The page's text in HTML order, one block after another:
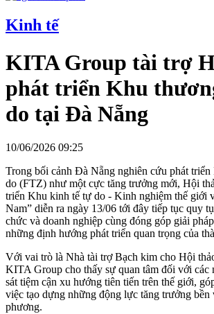
Kinh tế
KITA Group tài trợ
phát triển Khu
do tại Đà Nẵng
10/06/2026 09:25
Trong bối cảnh Đà Nẵng nghiên cứu phát
do (FTZ) như một cực tăng trưởng mới, Hội
triển Khu kinh tế tự do - Kinh nghiệm thế giới
Nam” diễn ra ngày 13/06 tới đây tiếp tục quy
chức và doanh nghiệp cùng đóng góp giải
những định hướng phát triển quan trọng của
Với vai trò là Nhà tài trợ Bạch kim cho Hội
KITA Group cho thấy sự quan tâm đối với các
sát tiệm cận xu hướng tiên tiến trên thế giới,
việc tạo dựng những động lực tăng trưởng bền
phương.